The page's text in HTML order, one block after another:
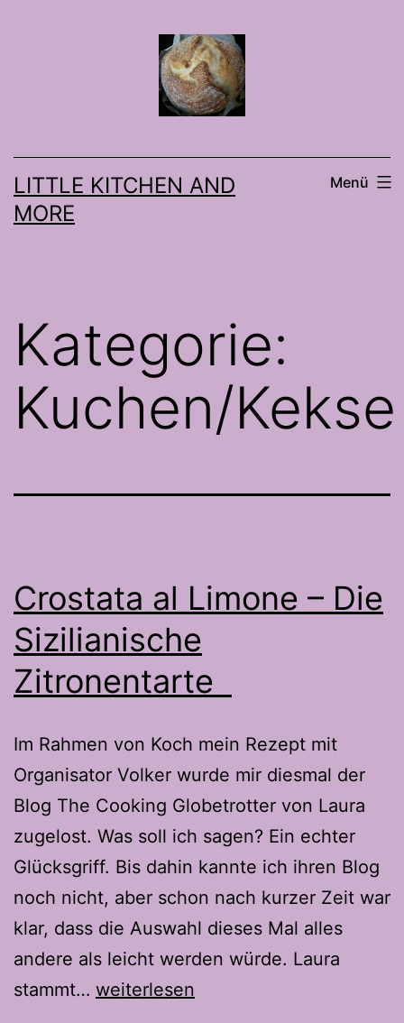
LITTLE KITCHEN AND
MORE
Menü
Kategorie:
Kuchen/Kekse
Crostata al Limone – Die
Sizilianische
Zitronentarte
Im Rahmen von Koch mein Rezept mit
Organisator Volker wurde mir diesmal der
Blog The Cooking Globetrotter von Laura
zugelost. Was soll ich sagen? Ein echter
Glücksgriff. Bis dahin kannte ich ihren Blog
noch nicht, aber schon nach kurzer Zeit war
klar, dass die Auswahl dieses Mal alles
andere als leicht werden würde. Laura
stammt… Crostata
weiterlesen